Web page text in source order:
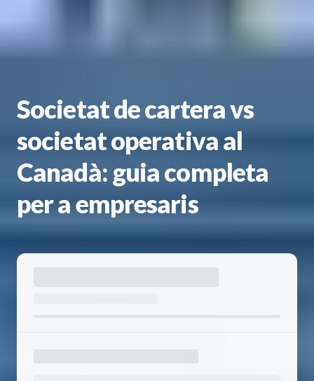
Societat de cartera vs
societat operativa al
Canadà: guia completa
per a empresaris